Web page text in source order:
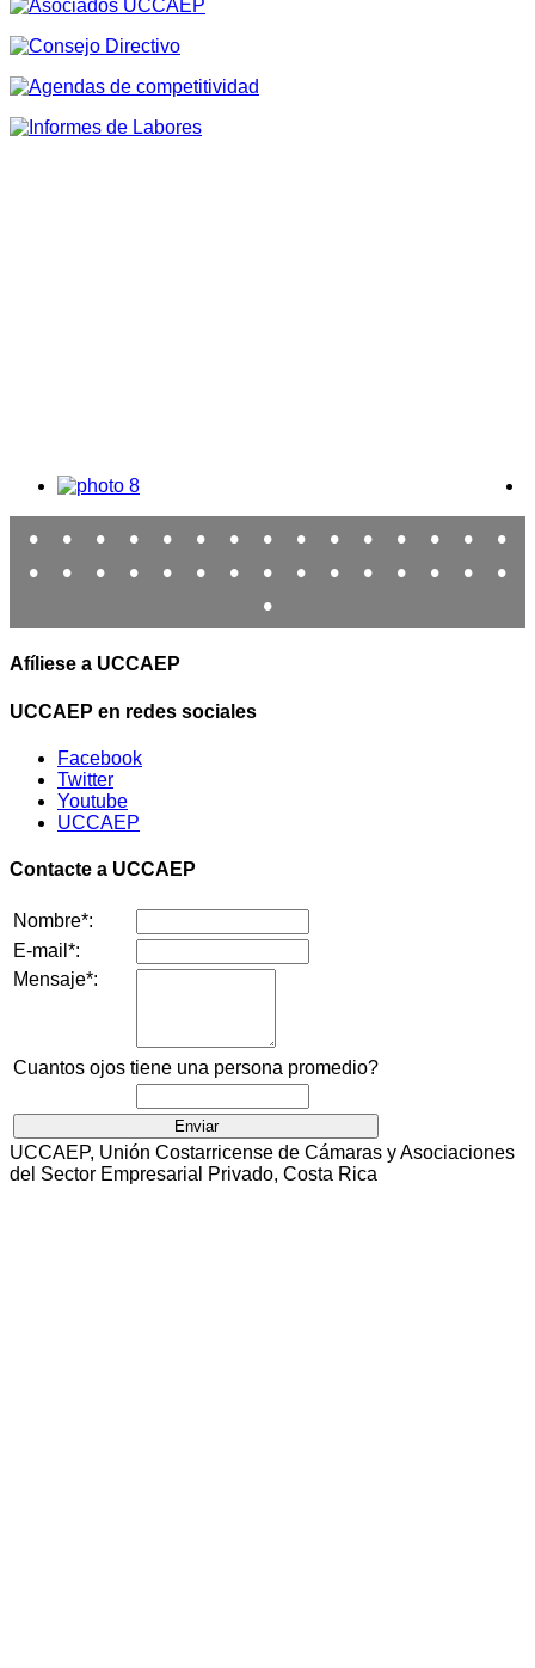
• • • • • • • • • • • • • •
•
•
• • • • • • • • • • • • •
•
•
Afíliese a UCCAEP
UCCAEP en redes sociales
Facebook
Twitter
Youtube
UCCAEP
Contacte a UCCAEP
Nombre*:
E-mail*:
Mensaje*:
Cuantos ojos tiene una persona promedio?
UCCAEP, Unión Costarricense de Cámaras y Asociaciones
del Sector Empresarial Privado, Costa Rica